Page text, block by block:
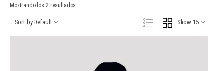
Mostrando los 2 resultados
Show 15
Sort by Default